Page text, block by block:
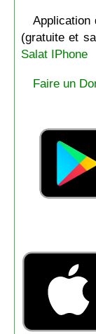
(gratuite et
Salat IPhone
Faire un